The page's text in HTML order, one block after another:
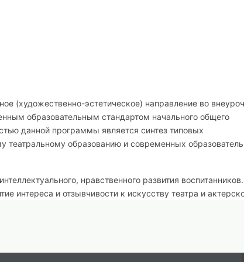
(художественно-эстетическое) направление во
образовательным стандартом начального общего
данной программы является синтез типовых
образованию и современных
нравственного развития воспитанников.
интереса и отзывчивости к искусству театра и
драматический, оперный, театр балета, музыкальной